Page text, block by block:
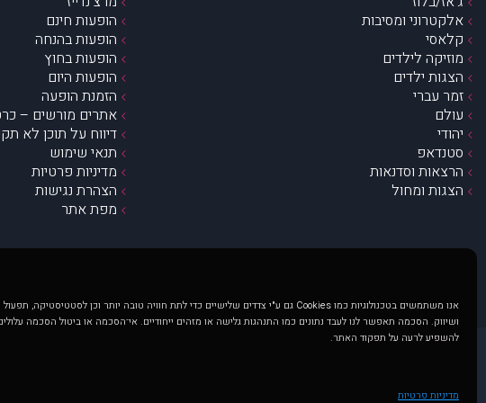
אנו משתמשים בטכנולוגיות כמו Cookies גם ע"י צדדים שלישיים כדי לתת חוויה טובה יותר וכן לסטטיסטיקה, תפעול
ושיווק. הסכמה תאפשר לנו לעבד נתונים כמו התנהגות גלישה או מזהים ייחודיים. אי־הסכמה או ביטול הסכמה
להשפיע לרעה על תפקוד האתר.
מדיניות פרטיות
אלקטרוני ומסיבות
קלאסי
מוזיקה לילדים
הצגות ילדים
זמר עברי
עולם
יהודי
סטנדאפ
הרצאות וסדנאות
הצגות ומחול
הופעות חינם
הופעות בהנחה
הופעות בחוץ
הופעות היום
הזמנת הופעה
אתרים מורשים –
דיווח על תוכן לא
תנאי שימוש
מדיניות פרטיות
הצהרת נגישות
מפת אתר